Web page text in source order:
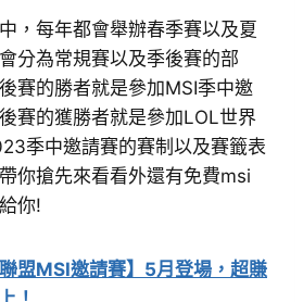
，每年都會舉辦春季賽以及夏
分為常規賽以及季後賽的部
賽的勝者就是參加MSI季中邀
賽的獲勝者就是參加LOL世界
季中邀請賽的賽制以及賽籤表
你搶先來看看外還有免費msi
你!
聯盟MSI邀請賽】5月登場，超賺